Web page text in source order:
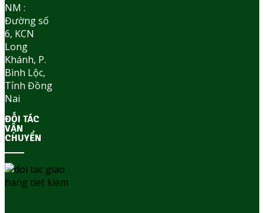
NM :
Đường số
6, KCN
Long
Khánh, P.
Bình Lộc,
Tỉnh Đồng
Nai
ĐỐI TÁC
VẬN
CHUYỂN